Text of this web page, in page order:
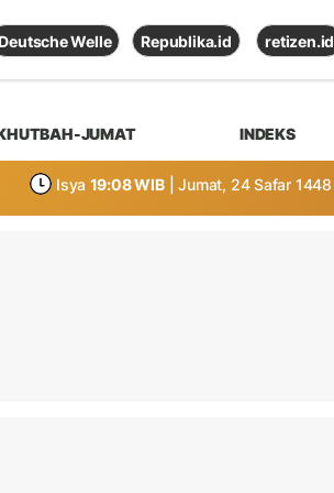
Deutsche Welle Republika.id retizen.id
JUMAT INDEKS
Isya 19:08 WIB | Jumat, 24 Safar 1448